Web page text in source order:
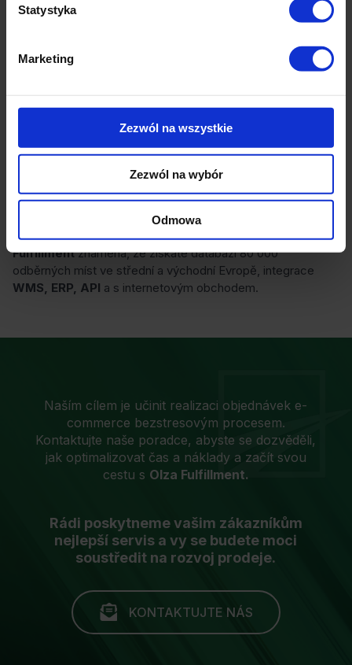
Statystyka
Marketing
Zezwól na wszystkie
Zezwól na wybór
Odmowa
E-commerce - Olza Fulfillment
Spojte online prodej s ekosystémem Olza Fulfillment
a chytře rozvíjejte svůj byznys. Rozsáhlé funkce
automatizují logistické procesy a vy budete odesílat více
a rychleji. Integrace internetového obchodu -Olza
Fulfillmentznamená, že získáte databázi 80 000
odběrných míst ve střední a východní Evropě, integrace
WMS, ERP, API a s internetovým obchodem.
Naším cílem je učinit realizaci objednávek e-
commerce bezstresovým procesem.
Kontaktujte naše poradce, abyste se dozvěděli,
jak optimalizovat čas a náklady a začít svou
cestu s Olza Fulfillment.
Rádi poskytneme vašim zákazníkům
nejlepší servis a vy se budete moci
soustředit na rozvoj prodeje.
KONTAKTUJTE NÁS